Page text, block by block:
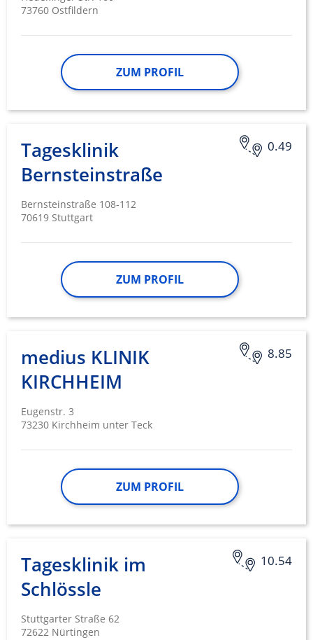
73760 Ostfildern
ZUM PROFIL
0.49
Tagesklinik
Bernsteinstraße
Bernsteinstraße 108-112
70619 Stuttgart
ZUM PROFIL
8.85
medius KLINIK
KIRCHHEIM
Eugenstr. 3
73230 Kirchheim unter Teck
ZUM PROFIL
10.54
Tagesklinik im
Schlössle
Stuttgarter Straße 62
72622 Nürtingen